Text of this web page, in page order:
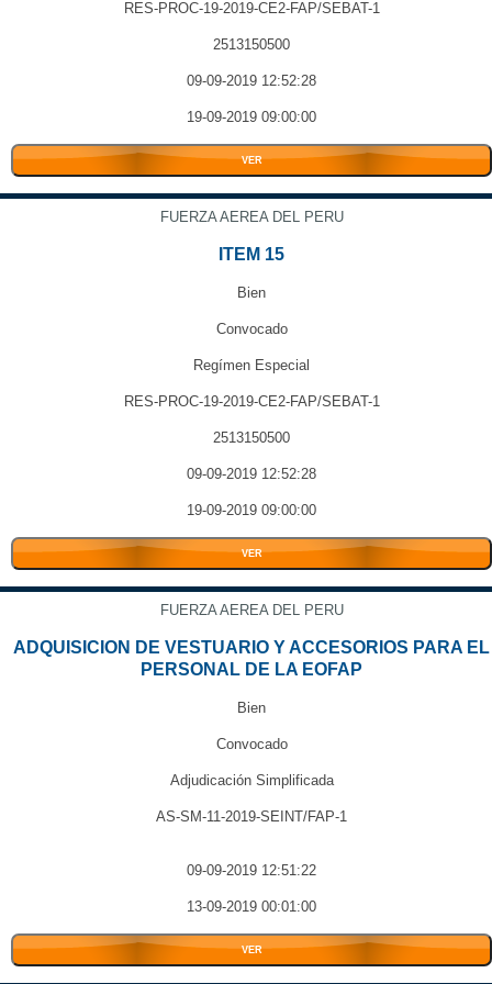
RES-PROC-19-2019-CE2-FAP/SEBAT-1
2513150500
09-09-2019 12:52:28
19-09-2019 09:00:00
VER
FUERZA AEREA DEL PERU
ITEM 15
Bien
Convocado
Regímen Especial
RES-PROC-19-2019-CE2-FAP/SEBAT-1
2513150500
09-09-2019 12:52:28
19-09-2019 09:00:00
VER
FUERZA AEREA DEL PERU
ADQUISICION DE VESTUARIO Y ACCESORIOS PARA EL
PERSONAL DE LA EOFAP
Bien
Convocado
Adjudicación Simplificada
AS-SM-11-2019-SEINT/FAP-1
09-09-2019 12:51:22
13-09-2019 00:01:00
VER